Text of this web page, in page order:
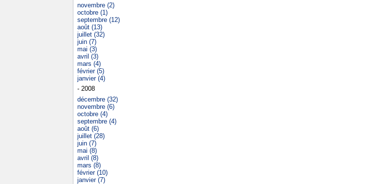
novembre (2)
octobre (1)
septembre (12)
août (13)
juillet (32)
juin (7)
mai (3)
avril (3)
mars (4)
février (5)
janvier (4)
- 2008
décembre (32)
novembre (6)
octobre (4)
septembre (4)
août (6)
juillet (28)
juin (7)
mai (8)
avril (8)
mars (8)
février (10)
janvier (7)